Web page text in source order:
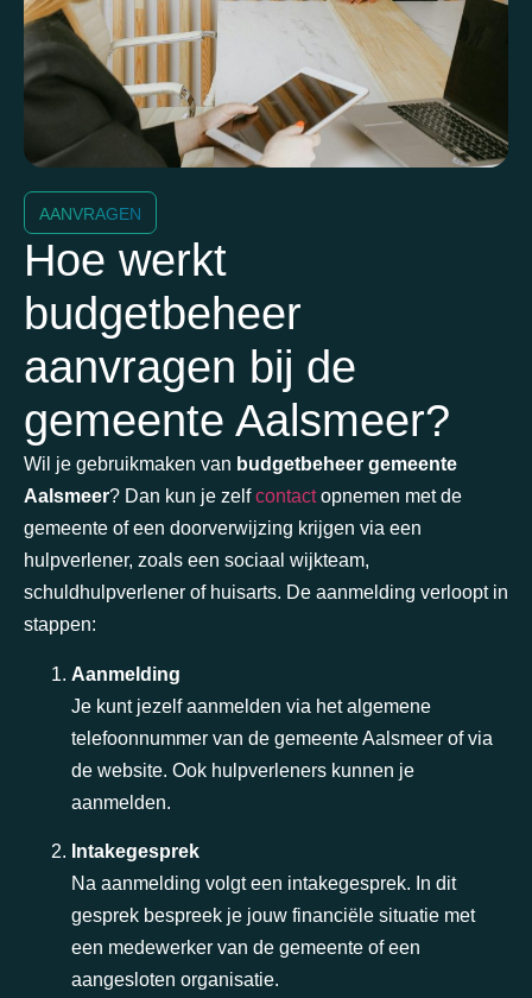
AANVRAGEN
Hoe werkt
budgetbeheer
aanvragen bij de
gemeente Aalsmeer?
Wil je gebruikmaken van budgetbeheer gemeente
Aalsmeer? Dan kun je zelfcontactopnemen met de
gemeente of een doorverwijzing krijgen via een
hulpverlener, zoals een sociaal wijkteam,
schuldhulpverlener of huisarts. De aanmelding verloopt in
stappen:
Aanmelding
Je kunt jezelf aanmelden via het algemene
telefoonnummer van de gemeente Aalsmeer of via
de website. Ook hulpverleners kunnen je
aanmelden.
Intakegesprek
Na aanmelding volgt een intakegesprek. In dit
gesprek bespreek je jouw financiële situatie met
een medewerker van de gemeente of een
aangesloten organisatie.